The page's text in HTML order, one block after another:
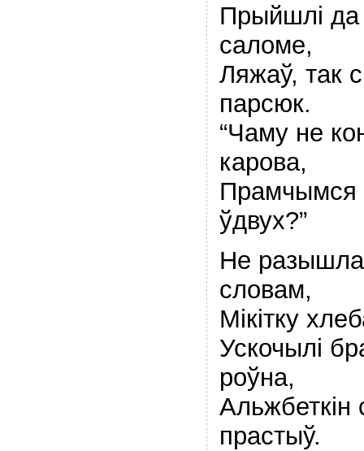
Прыйшлi да
саломе,
Ляжаў, так
парсюк.
“Чаму не
карова,
Прамчымся
ўдвух?”
Не
словам,
Мiкiтку
Ускочылi
роўна,
Альжбеткiн
прастыў.